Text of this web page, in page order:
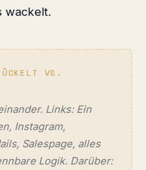
wackelt.
VS.
Links: Ein
Instagram,
Salespage, alles
Logik. Darüber: